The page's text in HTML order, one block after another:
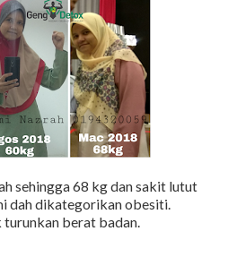
sehingga 68 kg dan sakit lutut
dah dikategorikan obesiti.
berat badan.